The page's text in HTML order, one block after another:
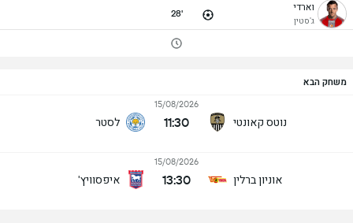
וארדי
ג'סטין
28'
משחק הבא
נוטס קאונטי
15/08/2026
11:30 לסטר
אוניון ברלין
15/08/2026
13:30 איפסוויץ'